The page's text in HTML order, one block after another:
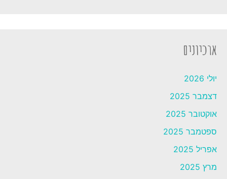
ארכיונים
יולי 2026
דצמבר 2025
אוקטובר 2025
ספטמבר 2025
אפריל 2025
מרץ 2025